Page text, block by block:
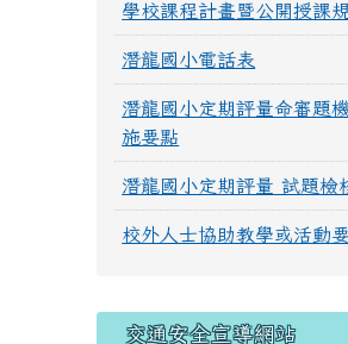
學校課程計畫暨公開授課
潛龍國小電話表
潛龍國小定期評量命審題
施要點
潛龍國小定期評量 試題檢
校外人士協助教學或活動
交通安全宣導網站